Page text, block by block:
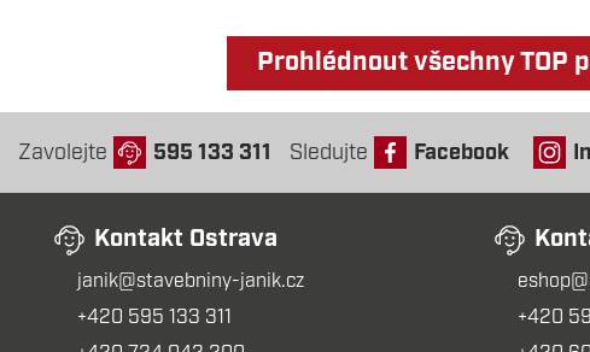
Prohlédnout všechny TOP
Zavolejte 595 133 311 Sledujte Facebook
Kontakt Ostrava
janik@stavebniny-janik.cz
+420 595 133 311
+420